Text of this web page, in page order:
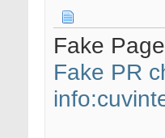
Fake
Fake PR